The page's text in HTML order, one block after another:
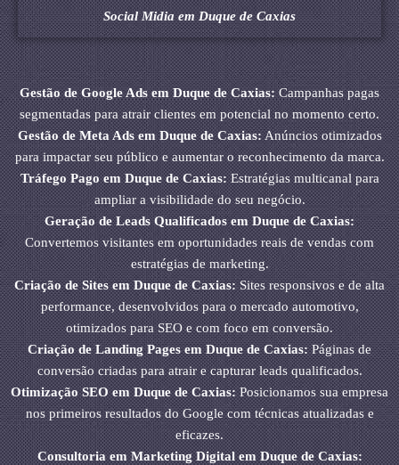
Social Midia em Duque de Caxias
Gestão de Google Ads em Duque de Caxias:Campanhas pagas
segmentadas para atrair clientes em potencial no momento certo.
Gestão de Meta Ads em Duque de Caxias:Anúncios otimizados
para impactar seu público e aumentar o reconhecimento da marca.
Tráfego Pago em Duque de Caxias:Estratégias multicanal para
ampliar a visibilidade do seu negócio.
Geração de Leads Qualificados em Duque de Caxias:
Convertemos visitantes em oportunidades reais de vendas com
estratégias de marketing.
Criação de Sites em Duque de Caxias:Sites responsivos e de alta
performance, desenvolvidos para o mercado automotivo,
otimizados para SEO e com foco em conversão.
Criação de Landing Pages em Duque de Caxias:Páginas de
conversão criadas para atrair e capturar leads qualificados.
Otimização SEO em Duque de Caxias:Posicionamos sua empresa
nos primeiros resultados do Google com técnicas atualizadas e
eficazes.
Consultoria em Marketing Digital em Duque de Caxias: